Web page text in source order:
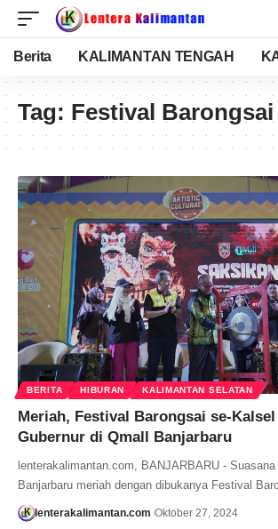
Berita KALIMANTAN TENGAH
Tag: Festival
BERITA HIBURAN KALIMANTAN SELATAN
Meriah, Festival Barongsai se-
Gubernur di Qmall Banjarbaru
lenterakalimantan.com, BANJARBARU - Suasana
Banjarbaru meriah dengan dibukanya Festival
lenterakalimantan.com Oktober 27, 2024